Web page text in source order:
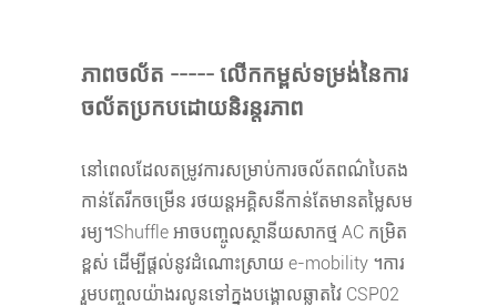
ភាពចល័ត ----- លើកកម្ពស់ទម្រង់នៃការ
ចល័តប្រកបដោយនិរន្តរភាព
នៅពេលដែលតម្រូវការសម្រាប់ការចល័តពណ៌បៃតង
កាន់តែរីកចម្រើន រថយន្តអគ្គិសនីកាន់តែមានតម្លៃសម
រម្យ។Shuffle អាចបញ្ចូលស្ថានីយសាកថ្ម AC កម្រិត
ខ្ពស់ ដើម្បីផ្តល់នូវដំណោះស្រាយ e-mobility ។ការ
រួមបញ្ចូលយ៉ាងរលូនទៅក្នុងបង្គោលឆ្លាតវៃ CSP02